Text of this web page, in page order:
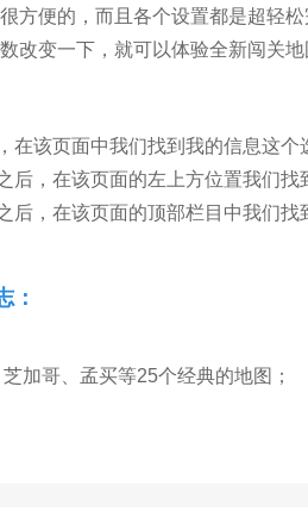
方便的，而且各个设置都是超轻松
改变一下，就可以体验全新闯关地
在该页面中我们找到我的信息这个
后，在该页面的左上方位置我们找
后，在该页面的顶部栏目中我们
：
加哥、孟买等25个经典的地图；